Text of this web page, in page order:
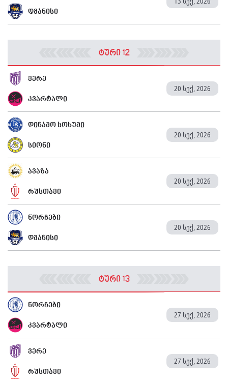
დმანისი
ტური 12
ვერე
20 სექ, 2026
კვარტალი
დინამო სოხუმი
20 სექ, 2026
სიონი
ავაზა
20 სექ, 2026
რუსთავი
ნორჩები
20 სექ, 2026
დმანისი
ტური 13
ნორჩები
27 სექ, 2026
კვარტალი
ვერე
27 სექ, 2026
რუსთავი